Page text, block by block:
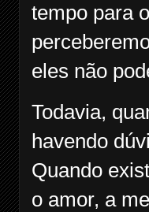
tempo para
eles não
Todavia,
havendo
Quando
o amor, a